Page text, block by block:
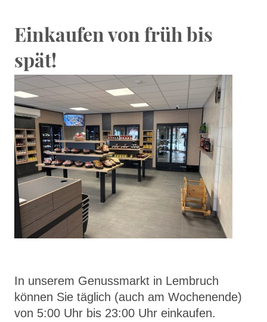
Einkaufen von früh bis
spät!
In unserem Genussmarkt in Lembruch
können Sie täglich (auch am Wochenende)
von 5:00 Uhr bis 23:00 Uhr einkaufen.